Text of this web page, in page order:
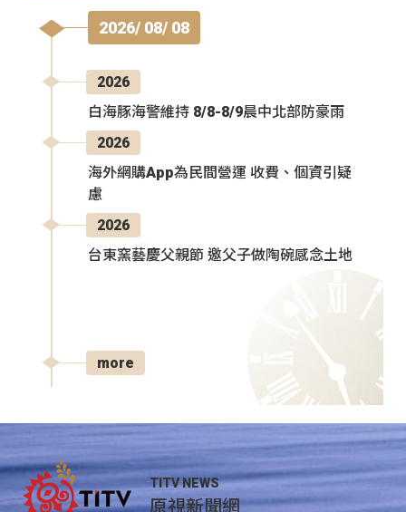
2026/ 08/ 08
2026
白海豚海警維持 8/8-8/9晨中北部防豪雨
2026
海外網購App為民間營運 收費、個資引疑
慮
2026
台東窯藝慶父親節 邀父子做陶碗感念土地
more
TITV NEWS
原視新聞網